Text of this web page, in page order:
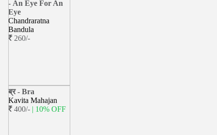
- An Eye For An
Eye
Chandraratna
Bandula
260/-
ब्र - Bra
Kavita Mahajan
400/- | 10% OFF